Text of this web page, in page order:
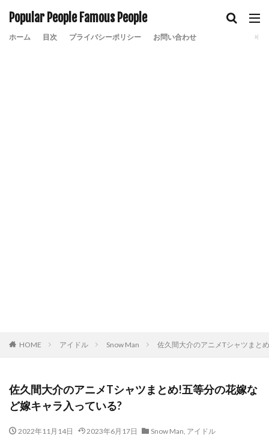
Popular People Famous People
ホーム 目次 プライバシーポリシー お問い合わせ
HOME アイドル Snow Man 佐久間大介のアニメTシャツまと
佐久間大介のアニメTシャツまとめ!五等分の花嫁な
ど嫁キャラ入っている?
2022年11月14日 2023年6月17日 Snow Man, アイドル